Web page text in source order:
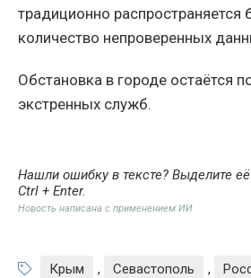
традиционно распространяется
количество непроверенных
Обстановка в городе остаётся
экстренных служб.
Нашли ошибку в тексте? Выделите
Ctrl + Enter.
Новость написана с применением ИИ
Крым , Севастополь ,